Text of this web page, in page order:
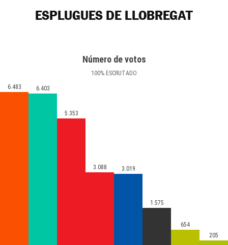
ESPLUGUES DE LLOBREGAT
Número de votos
100% ESCRUTADO
6.483 6.403
5.353
3.088 3.019
1.575
654
205